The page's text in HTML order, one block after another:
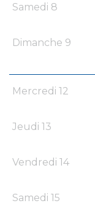
Samedi 8
Dimanche 9
Mercredi 12
Jeudi 13
Vendredi 14
Samedi 15